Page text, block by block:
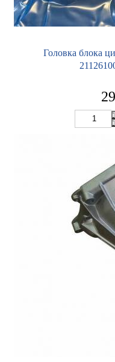
Головка блока